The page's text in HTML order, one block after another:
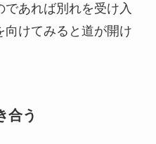
あれば別れを受け入
向けてみると道が開け
合う